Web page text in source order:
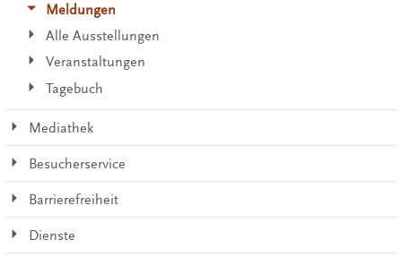
Meldungen
Alle Ausstellungen
Veranstaltungen
Tagebuch
Mediathek
Besucherservice
Barrierefreiheit
Dienste